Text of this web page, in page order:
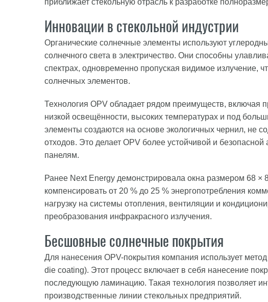
приближает стекольную отрасль к разработке
Инновации в стекольной индустрии
Органические солнечные элементы используют
солнечного света в электричество. Они способны
спектрах, одновременно пропуская видимое излучение,
солнечных элементов.
Технология OPV обладает рядом преимуществ, включая
низкой освещённости, высоких температурах и под
элементы создаются на основе экологичных чернил, не
отходов. Это делает OPV более устойчивой и
панелям.
Ранее Next Energy демонстрировала окна размером 68 ×
компенсировать от 20 % до 25 % энергопотребления
нагрузку на системы отопления, вентиляции и
преобразования инфракрасного излучения.
Бесшовные солнечные покрытия
Для нанесения OPV-покрытия компания использует
die coating). Этот процесс включает в себя нанесение
последующую ламинацию. Такая технология позволяет
производственные линии стекольных предприятий.